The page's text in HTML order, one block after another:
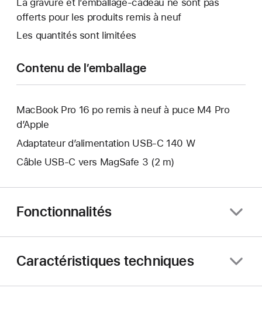
dans
une
nouvelle
s’ouvrira
offerts pour les produits remis à neuf
Les quantités sont limitées
Contenu de l’emballage
MacBook Pro 16 po remis à neuf à puce M4 Pro
d’Apple
Adaptateur d’alimentation USB-C 140 W
Câble USB-C vers MagSafe 3 (2 m)
Fonctionnalités
Caractéristiques techniques